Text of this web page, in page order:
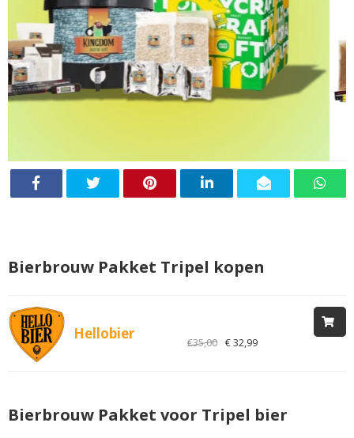
Bierbrouw Pakket Tripel kopen
Hellobier €35,00 € 32,99
Bierbrouw Pakket voor Tripel bier